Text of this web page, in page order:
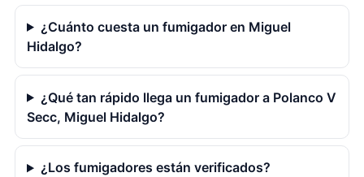
¿Cuánto cuesta un fumigador en Miguel
Hidalgo?
¿Qué tan rápido llega un fumigador a Polanco V
Secc, Miguel Hidalgo?
¿Los fumigadores están verificados?